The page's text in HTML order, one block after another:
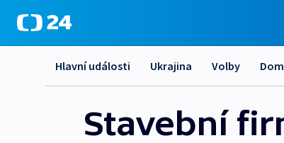
Hlavní události Ukrajina Volby
Stavební